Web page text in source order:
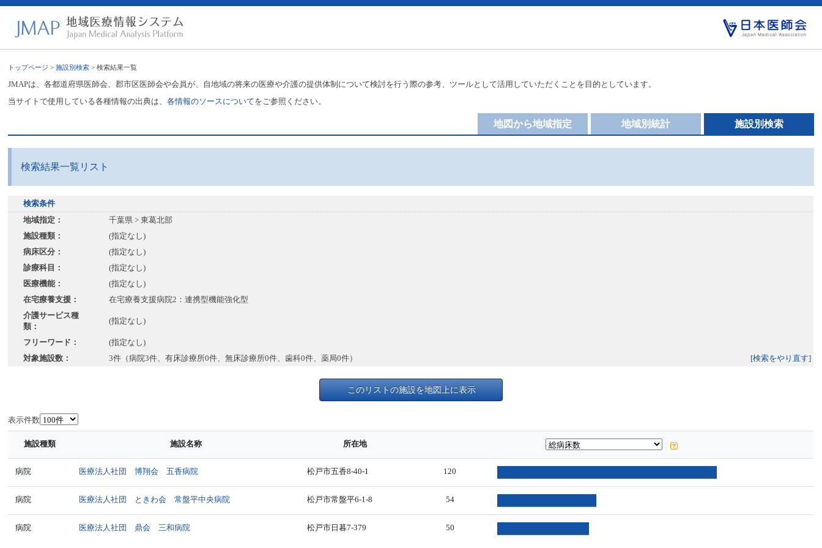
トップページ >施設別検索 > 検索結果一覧
JMAPは、各都道府県医師会、郡市区医師会や会員が、自地域の将来の医療や介護の提供体制について検討を行う際の参考、ツールとして活用していただくことを目的としています。
当サイトで使用している各種情報の出典は、各情報のソースについてをご参照ください。
施設別検索
地域別統計
地図から地域指定
検索結果一覧リスト
検索条件
地域指定：
千葉県 > 東葛北部
施設種類：
(指定なし)
病床区分：
(指定なし)
診療科目：
(指定なし)
医療機能：
(指定なし)
在宅療養支援：
在宅療養支援病院2：連携型機能強化型
介護サービス種
類：
(指定なし)
フリーワード：
(指定なし)
対象施設数：
3件（病院3件、有床診療所0件、無床診療所0件、歯科0件、薬局0件） [検索をやり直す]
このリストの施設を地図上に表示
表示件数
施設種類 施設名称 所在地
病院 医療法人社団 博翔会 五香病院 松戸市五香8-40-1 120
病院 医療法人社団 ときわ会 常盤平中央病院 松戸市常盤平6-1-8 54
病院 医療法人社団 鼎会 三和病院 松戸市日暮7-379 50